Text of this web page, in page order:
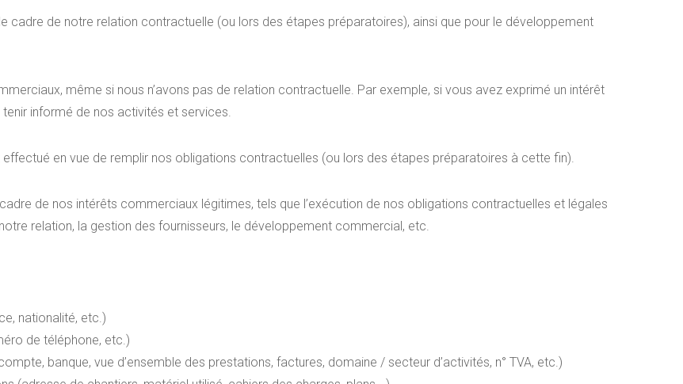
cadre de notre relation contractuelle (ou lors des étapes préparatoires), ainsi que pour le développement
même si nous n’avons pas de relation contractuelle. Par exemple, si vous avez exprimé un intérêt
informé de nos activités et services.
en vue de remplir nos obligations contractuelles (ou lors des étapes préparatoires à cette fin).
de nos intérêts commerciaux légitimes, tels que l’exécution de nos obligations contractuelles et légales
relation, la gestion des fournisseurs, le développement commercial, etc.
nationalité, etc.)
de téléphone, etc.)
banque, vue d’ensemble des prestations, factures, domaine / secteur d’activités, n° TVA, etc.)